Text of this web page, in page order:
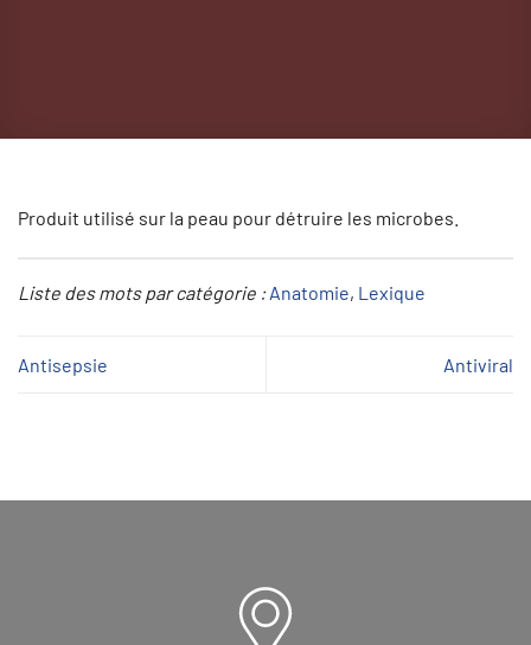
Produit utilisé sur la peau pour détruire les microbes.
Liste des mots par catégorie :Anatomie, Lexique
Antisepsie Antiviral